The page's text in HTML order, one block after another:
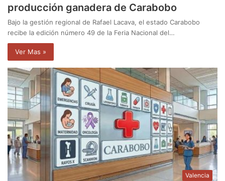
producción ganadera de Carabobo
Bajo la gestión regional de Rafael Lacava, el estado Carabobo
recibe la edición número 49 de la Feria Nacional del…
Ver Mas »
Valencia